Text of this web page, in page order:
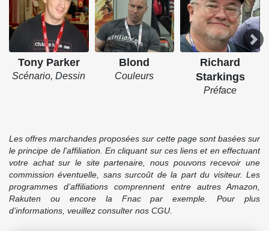
Tony Parker
Scénario, Dessin
Blond
Couleurs
Richard
Starkings
Préface
Les offres marchandes proposées sur cette page sont basées sur
le principe de l'affiliation. En cliquant sur ces liens et en effectuant
votre achat sur le site partenaire, nous pouvons recevoir une
commission éventuelle, sans surcoût de la part du visiteur. Les
programmes d’affiliations comprennent entre autres Amazon,
Rakuten ou encore la Fnac par exemple. Pour plus
d’informations, veuillez consulter nos CGU.